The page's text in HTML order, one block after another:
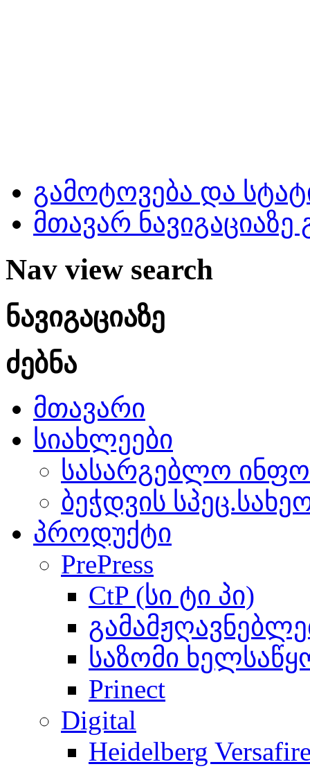
გამოტოვება და
მთავარ
Nav view search
ნავიგაციაზე
ძებნა
მთავარი
სიახლეები
სასარგებლო ინფო
ბეჭდვის
პროდუქტი
PrePress
CtP (სი ტი პი)
საზომი
Prinect
Digital
Heidelberg